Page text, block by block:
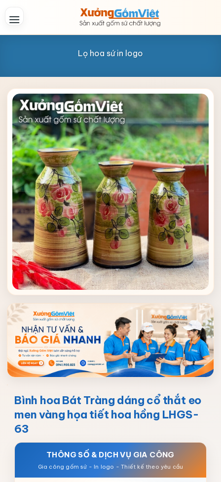
Lọ hoa sứ in logo
Bình hoa Bát Tràng dáng cổ thắt eo
men vàng họa tiết hoa hồng LHGS-
63
THÔNG SỐ & DỊCH VỤ GIA CÔNG